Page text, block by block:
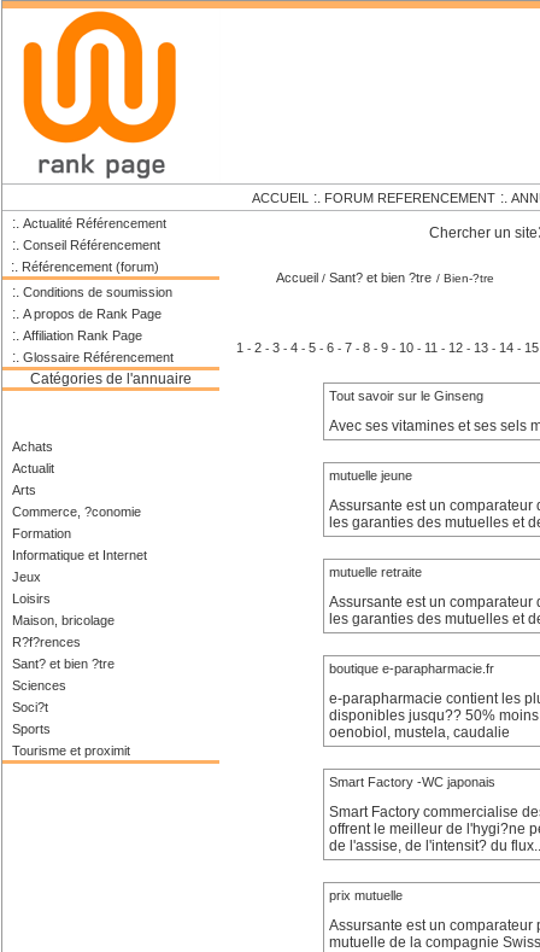
ACCUEIL :. FORUM REFERENCEMENT :.
:. Actualité Référencement
:. Conseil Référencement
:. Référencement (forum)
:. Conditions de soumission
:. A propos de Rank Page
:. Affiliation Rank Page
:. Glossaire Référencement
Catégories de l'annuaire
Achats
Actualit
Arts
Commerce, ?conomie
Formation
Informatique et Internet
Jeux
Loisirs
Maison, bricolage
R?f?rences
Sant? et bien ?tre
Sciences
Soci?t
Sports
Tourisme et proximit
Chercher un site
Accueil / Sant? et bien ?tre / Bien-?tre
1 - 2 - 3 - 4 - 5 - 6 - 7 - 8 - 9 - 10 - 11 - 12 - 13 - 14 - 15
Tout savoir sur le Ginseng
Avec ses vitamines et ses sels
mutuelle jeune
Assursante est un
les garanties des mutuelles et
mutuelle retraite
Assursante est un
les garanties des mutuelles et
boutique e-parapharmacie.fr
e-parapharmacie contient les
disponibles jusqu?? 50%
oenobiol, mustela, caudalie
Smart Factory -WC japonais
Smart Factory commercialise
offrent le meilleur de l'hygi?ne
de l'assise, de l'intensit? du flux..
prix mutuelle
Assursante est un
mutuelle de la compagnie